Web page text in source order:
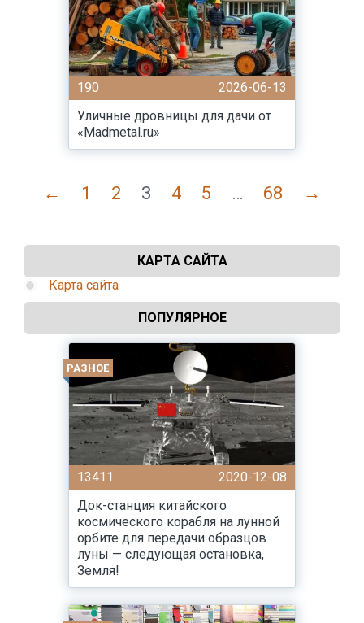
190
2026-06-13
Уличные дровницы для дачи от
«Madmetal.ru»
← 1 2 3 4 5 … 68 →
КАРТА САЙТА
Карта сайта
ПОПУЛЯРНОЕ
РАЗНОЕ
13411
2020-12-08
Док-станция китайского
космического корабля на лунной
орбите для передачи образцов
луны — следующая остановка,
Земля!